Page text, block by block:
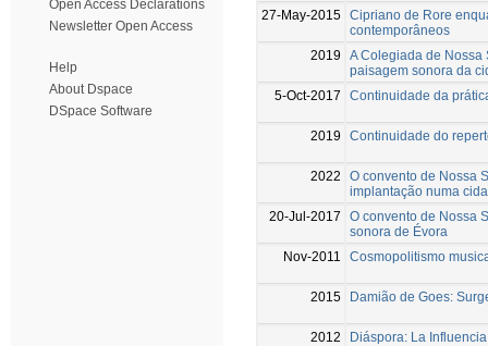
Open Access Declarations
Newsletter Open Access
Help
About Dspace
DSpace Software
27-May-2015 Cipriano de Rore
contemporâneos
2019
A Colegiada de Nossa
paisagem sonora da
5-Oct-2017
Continuidade da
2019 Continuidade do
2022
O convento de Nossa
implantação numa
20-Jul-2017
O convento de Nossa
sonora de Évora
Nov-2011
Cosmopolitismo
2015 Damião de Goes:
2012 Diáspora: La